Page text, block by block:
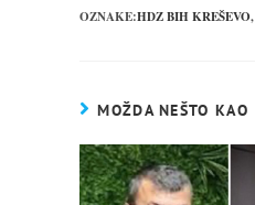
OZNAKE:HDZ BIH KREŠEVO,
MOŽDA NEŠTO KAO